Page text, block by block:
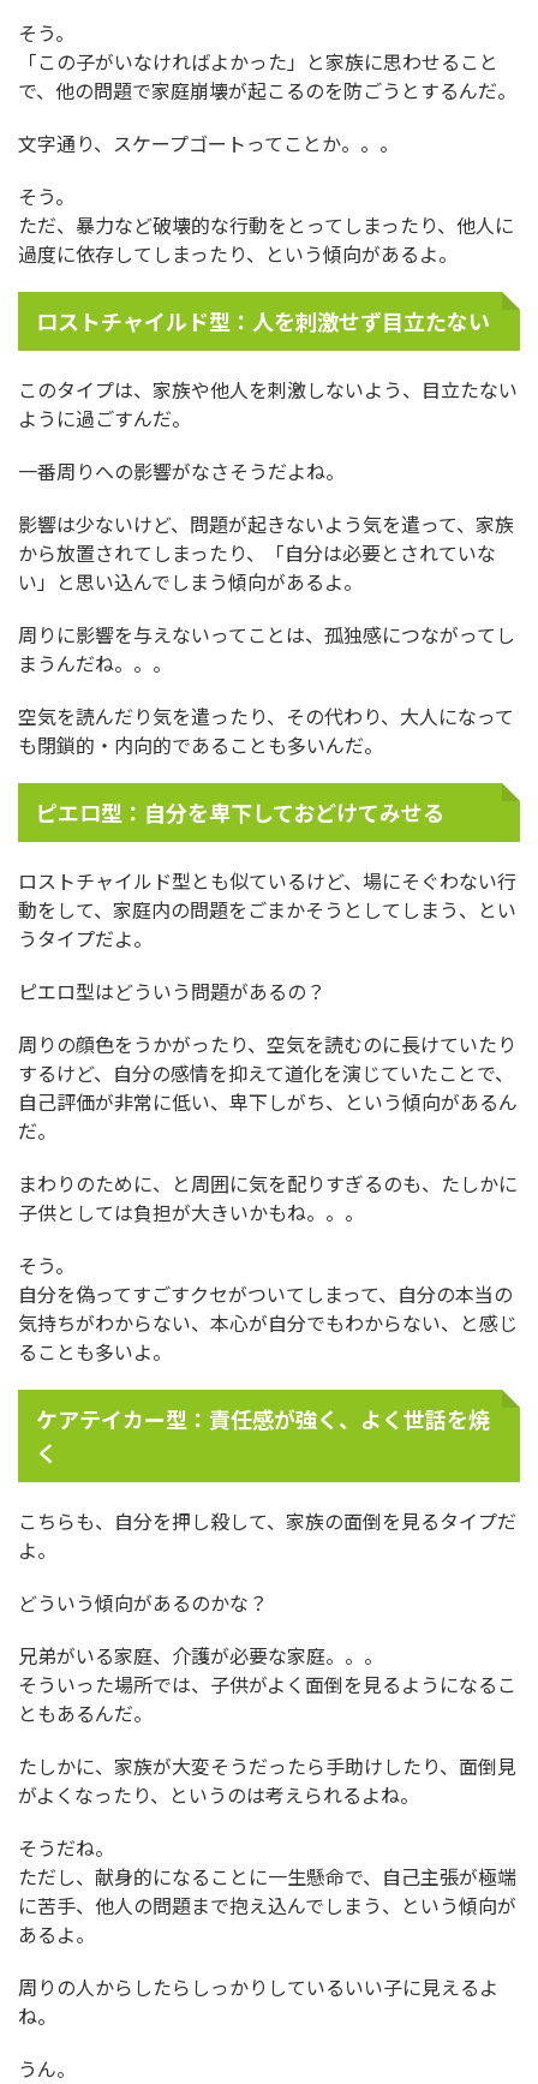
そう。
「この子がいなければよかった」と家族に思わせること
で、他の問題で家庭崩壊が起こるのを防ごうとするんだ。
文字通り、スケープゴートってことか。。。
そう。
ただ、暴力など破壊的な行動をとってしまったり、他人に
過度に依存してしまったり、という傾向があるよ。
ロストチャイルド型：人を刺激せず目立たない
このタイプは、家族や他人を刺激しないよう、目立たない
ように過ごすんだ。
一番周りへの影響がなさそうだよね。
影響は少ないけど、問題が起きないよう気を遣って、家族
から放置されてしまったり、「自分は必要とされていな
い」と思い込んでしまう傾向があるよ。
周りに影響を与えないってことは、孤独感につながってし
まうんだね。。。
空気を読んだり気を遣ったり、その代わり、大人になって
も閉鎖的・内向的であることも多いんだ。
ピエロ型：自分を卑下しておどけてみせる
ロストチャイルド型とも似ているけど、場にそぐわない行
動をして、家庭内の問題をごまかそうとしてしまう、とい
うタイプだよ。
ピエロ型はどういう問題があるの？
周りの顔色をうかがったり、空気を読むのに長けていたり
するけど、自分の感情を抑えて道化を演じていたことで、
自己評価が非常に低い、卑下しがち、という傾向があるん
だ。
まわりのために、と周囲に気を配りすぎるのも、たしかに
子供としては負担が大きいかもね。。。
そう。
自分を偽ってすごすクセがついてしまって、自分の本当の
気持ちがわからない、本心が自分でもわからない、と感じ
ることも多いよ。
ケアテイカー型：責任感が強く、よく世話を焼
く
こちらも、自分を押し殺して、家族の面倒を見るタイプだ
よ。
どういう傾向があるのかな？
兄弟がいる家庭、介護が必要な家庭。。。
そういった場所では、子供がよく面倒を見るようになるこ
ともあるんだ。
たしかに、家族が大変そうだったら手助けしたり、面倒見
がよくなったり、というのは考えられるよね。
そうだね。
ただし、献身的になることに一生懸命で、自己主張が極端
に苦手、他人の問題まで抱え込んでしまう、という傾向が
あるよ。
周りの人からしたらしっかりしているいい子に見えるよ
ね。
うん。